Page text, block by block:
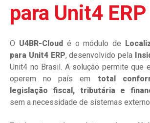
para Unit4 ERP
O U4BR-Cloud é o módulo de
para Unit4 ERP, desenvolvido pela
Unit4 no Brasil. A solução permite que
operem no país em total
legislação fiscal, tributária e
sem a necessidade de sistemas